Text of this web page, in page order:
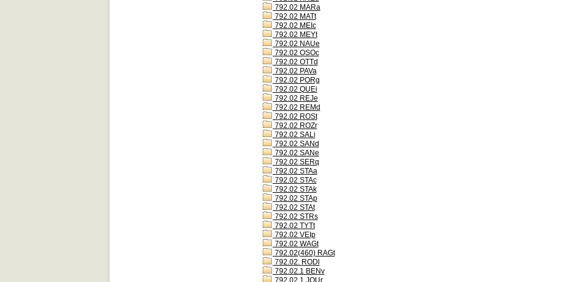
792.02 MARa
792.02 MATt
792.02 MEIc
792.02 MEYt
792.02 NAUe
792.02 OSOc
792.02 OTTd
792.02 PAVa
792.02 PORg
792.02 QUEi
792.02 REJe
792.02 REMd
792.02 ROSt
792.02 ROZr
792.02 SALi
792.02 SANd
792.02 SANe
792.02 SERq
792.02 STAa
792.02 STAc
792.02 STAk
792.02 STAp
792.02 STAt
792.02 STRs
792.02 TYTt
792.02 VEIp
792.02 WAGt
792.02(460) RAGt
792.02. RODl
792.02.1 BENv
792.02.1 JOUr